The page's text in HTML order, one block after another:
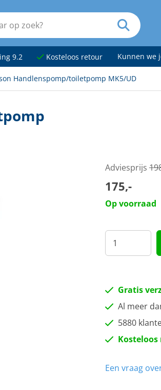
9.2 Kosteloos retour Kunnen we
Handlenspomp/toiletpomp MK5/UD
Adviesprijs
175,-
Op voorraad
Gratis
Al meer
5880
Een vraag